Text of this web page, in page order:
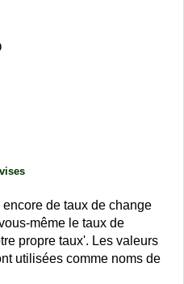
de taux de change
même le taux de
propre taux'. Les valeurs
utilisées comme noms de